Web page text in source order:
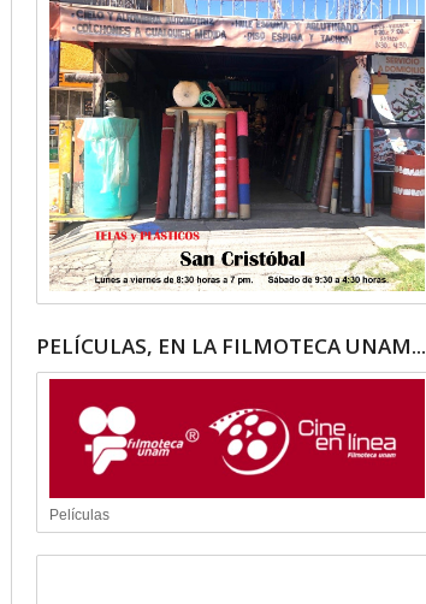
PELÍCULAS, EN LA FILMOTECA UNAM...
Películas